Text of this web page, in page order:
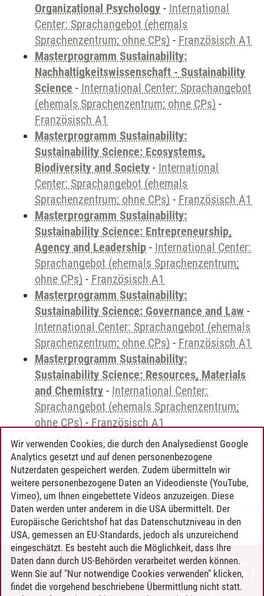
Organizational Psychology - International
Center: Sprachangebot (ehemals
Sprachenzentrum; ohne CPs) - Französisch A1
Masterprogramm Sustainability:
Nachhaltigkeitswissenschaft - Sustainability
Science - International Center: Sprachangebot
(ehemals Sprachenzentrum; ohne CPs) -
Französisch A1
Masterprogramm Sustainability:
Sustainability Science: Ecosystems,
Biodiversity and Society - International
Center: Sprachangebot (ehemals
Sprachenzentrum; ohne CPs) - Französisch A1
Masterprogramm Sustainability:
Sustainability Science: Entrepreneurship,
Agency and Leadership - International Center:
Sprachangebot (ehemals Sprachenzentrum;
ohne CPs) - Französisch A1
Masterprogramm Sustainability:
Sustainability Science: Governance and Law -
International Center: Sprachangebot (ehemals
Sprachenzentrum; ohne CPs) - Französisch A1
Masterprogramm Sustainability:
Sustainability Science: Resources, Materials
and Chemistry - International Center:
Sprachangebot (ehemals Sprachenzentrum;
ohne CPs) - Französisch A1
zusätzliche Angebote- International Center:
Sprachangebot (ehemals Sprachenzentrum)
Sprachangebot und Sonderveranstaltungen
Timo Leder/30.06.2024
KONTAKT
LEUPHANA ALS ARBEITGEBER
Wir verwenden Cookies, die durch den Analysedienst Google
Analytics gesetzt und auf denen personenbezogene
Nutzerdaten gespeichert werden. Zudem übermitteln wir
weitere personenbezogene Daten an Videodienste (YouTube,
Vimeo), um Ihnen eingebettete Videos anzuzeigen. Diese
Daten werden unter anderem in die USA übermittelt. Der
Europäische Gerichtshof hat das Datenschutzniveau in den
USA, gemessen an EU-Standards, jedoch als unzureichend
eingeschätzt. Es besteht auch die Möglichkeit, dass Ihre
Daten dann durch US-Behörden verarbeitet werden können.
Wenn Sie auf "Nur notwendige Cookies verwenden" klicken,
findet die vorgehend beschriebene Übermittlung nicht statt.